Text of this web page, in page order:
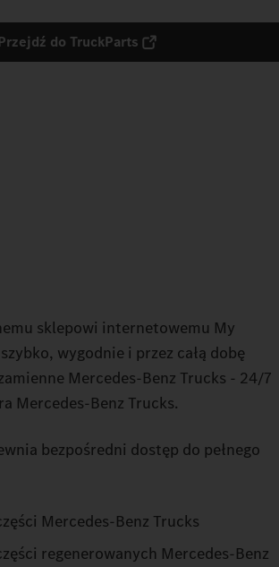
do TruckParts
sklepowi internetowemu My
wygodnie i przez całą dobę
Mercedes‑Benz Trucks - 24/7
Mercedes‑Benz Trucks.
bezpośredni dostęp do pełnego
Mercedes‑Benz Trucks
regenerowanych Mercedes‑Benz